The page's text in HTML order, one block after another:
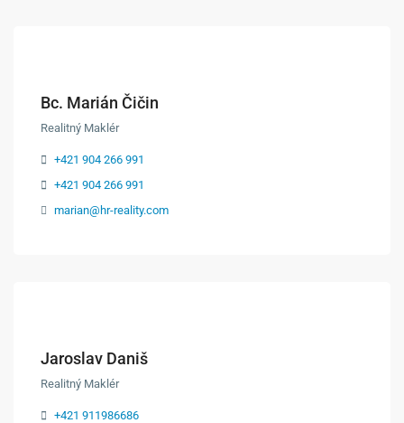
Bc. Marián Čičin
Realitný Maklér
+421 904 266 991
+421 904 266 991
marian@hr-reality.com
Jaroslav Daniš
Realitný Maklér
+421 911986686